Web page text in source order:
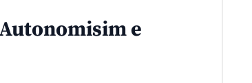
Autonomisim e